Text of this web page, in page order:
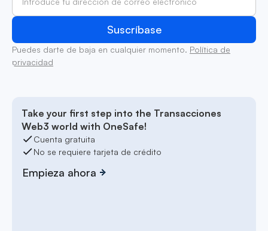
Puedes darte de baja en cualquier momento. Política de
privacidad
Take your first step into the Transacciones
Web3 world with OneSafe!
Cuenta gratuita
No se requiere tarjeta de crédito
Empieza ahora